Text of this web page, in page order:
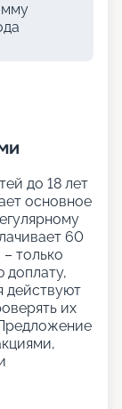
до 18 лет
основное
60
только
действуют
их